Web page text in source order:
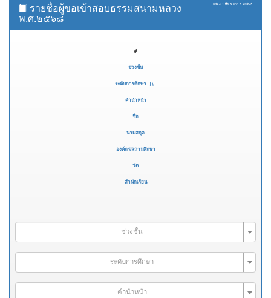
แสดง 1 ถึง 5 จาก 5 ผลลัพธ์
รายชื่อผู้ขอเข้าสอบธรรมสนามหลวง
พ.ศ.๒๕๖๘
#
ช่วงชั้น
ระดับการศึกษา
คำนำหน้า
ชื่อ
นามสกุล
องค์กร/สถานศึกษา
วัด
สำนักเรียน
ช่วงชั้น
ระดับการศึกษา
คำนำหน้า